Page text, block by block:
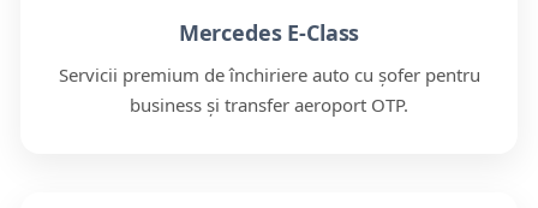
Mercedes E-Class
Servicii premium de închiriere auto cu șofer pentru
business și transfer aeroport OTP.